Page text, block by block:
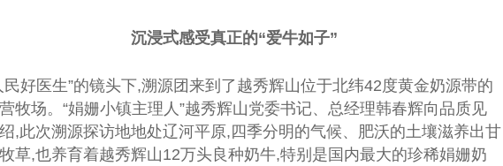
沉浸式感受真正的“爱牛如子”
民好医生”的镜头下,溯源团来到了越秀辉山位于北纬42度黄金奶源带的
牧场。“娟姗小镇主理人”越秀辉山党委书记、 总经理韩春辉向品质见
,此次溯源探访地地处辽河平原,四季分明的气候、肥沃的土壤滋养出甘
草,也养育着越秀辉山12万头良种奶牛,特别是国内最大的珍稀娟姗奶